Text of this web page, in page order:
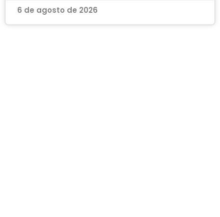
6 de agosto de 2026